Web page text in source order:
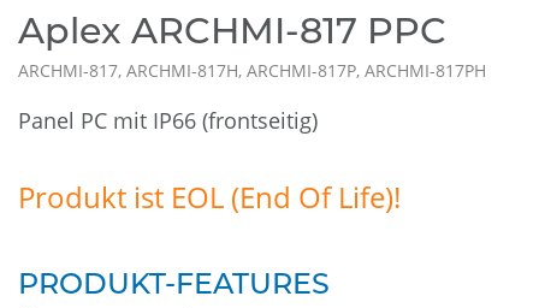
Aplex ARCHMI-817 PPC
ARCHMI-817, ARCHMI-817H, ARCHMI-817P, ARCHMI-817PH
Panel PC mit IP66 (frontseitig)
Produkt ist EOL (End Of Life)!
PRODUKT-FEATURES